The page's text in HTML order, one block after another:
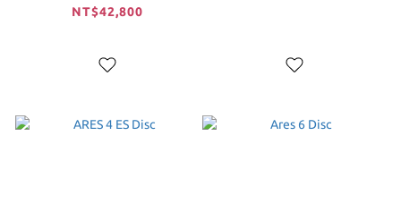
纖碟煞輪組
NT$42,800